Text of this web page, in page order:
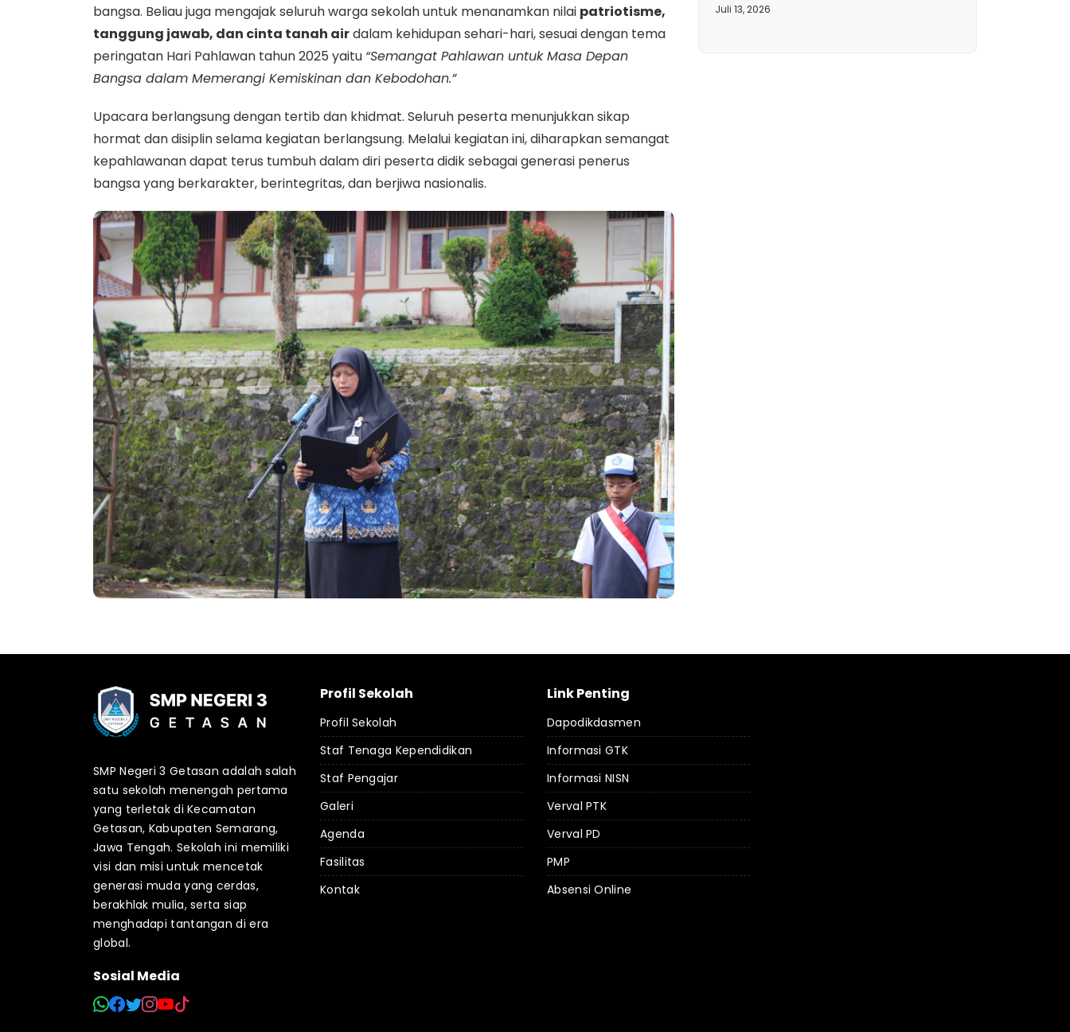
bangsa. Beliau juga mengajak seluruh warga sekolah untuk menanamkan nilai patriotisme,
tanggung jawab, dan cinta tanah airdalam kehidupan sehari-hari, sesuai dengan tema
peringatan Hari Pahlawan tahun 2025 yaitu “Semangat Pahlawan untuk Masa Depan
Bangsa dalam Memerangi Kemiskinan dan Kebodohan.”
Upacara berlangsung dengan tertib dan khidmat. Seluruh peserta menunjukkan sikap
hormat dan disiplin selama kegiatan berlangsung. Melalui kegiatan ini, diharapkan semangat
kepahlawanan dapat terus tumbuh dalam diri peserta didik sebagai generasi penerus
bangsa yang berkarakter, berintegritas, dan berjiwa nasionalis.
Juli 13, 2026
SMP Negeri 3 Getasan adalah salah
satu sekolah menengah pertama
yang terletak di Kecamatan
Getasan, Kabupaten Semarang,
Jawa Tengah. Sekolah ini memiliki
visi dan misi untuk mencetak
generasi muda yang cerdas,
berakhlak mulia, serta siap
menghadapi tantangan di era
global.
Sosial Media
Profil Sekolah
Profil Sekolah
Staf Tenaga Kependidikan
Staf Pengajar
Galeri
Agenda
Fasilitas
Kontak
Link Penting
Dapodikdasmen
Informasi GTK
Informasi NISN
Verval PTK
Verval PD
PMP
Absensi Online